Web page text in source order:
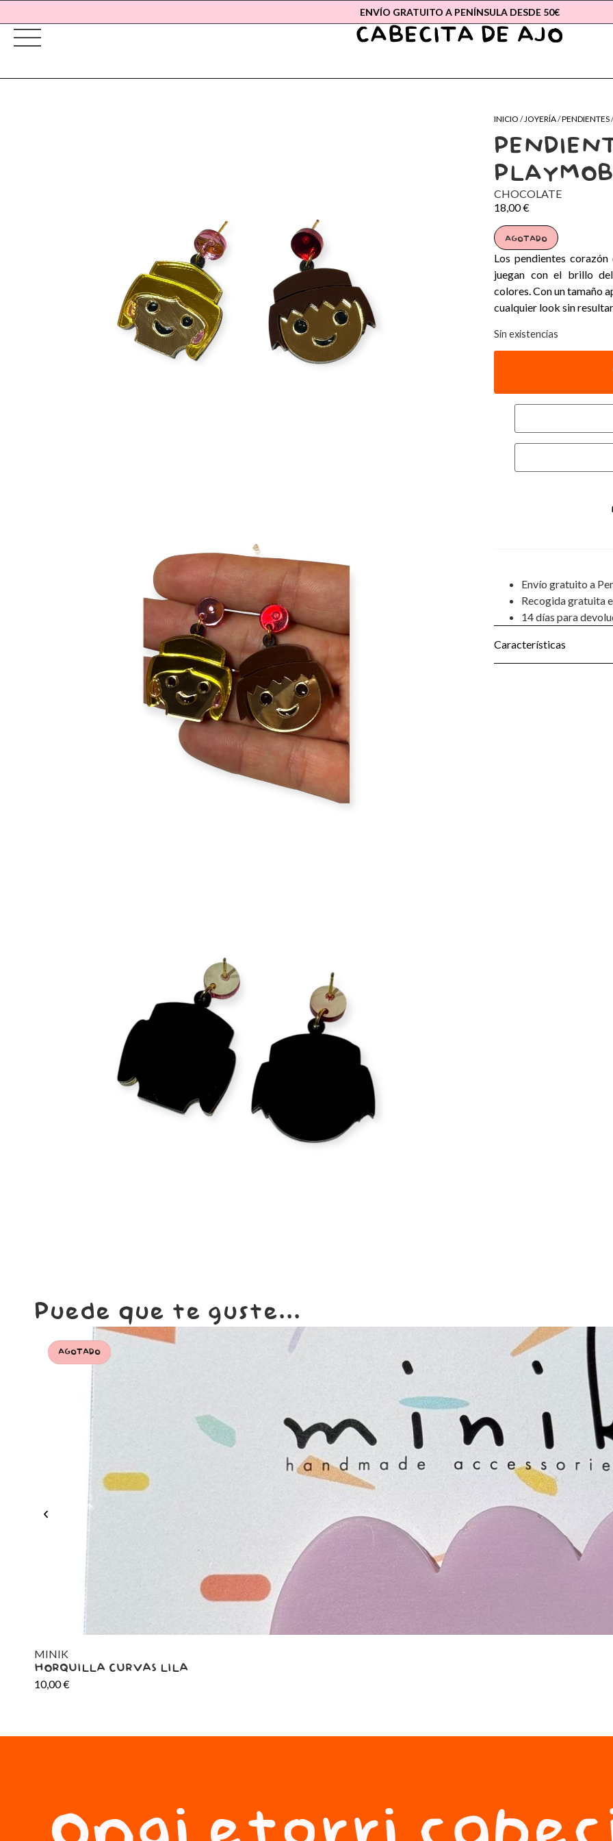
ENVÍO GRATUITO A PENÍNSULA DESDE 50€
INICIO /JOYERÍA/PENDIENTES
CHOCOLATE
18,00€
AGOTADO
Los pendientes
juegan con el brillo
colores. Con un tamaño
cualquier look sin
Sin existencias
Envío gratuito a
Recogida gratuita
14 días para
Características
Puede que te guste...
AGOTADO
MINIK
HORQUILLA CURVAS LILA
10,00€